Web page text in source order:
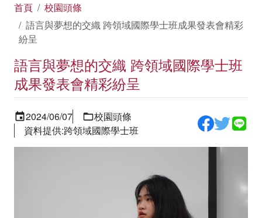
首頁
校園頭條
語言與夢想的交織 跨領域國際學士班成果發表會精彩
紛呈
語言與夢想的交織 跨領域國際學士班
成果發表會精彩紛呈
2024/06/07
校園頭條
資料提供:跨領域國際學士班